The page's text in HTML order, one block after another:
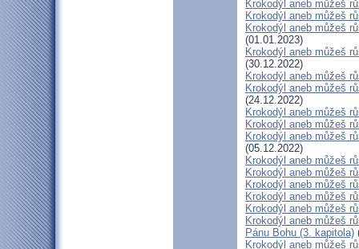
Krokodýl aneb můžeš
Krokodýl aneb můžeš
Krokodýl aneb můžeš
(01.01.2023)
Krokodýl aneb můžeš
(30.12.2022)
Krokodýl aneb můžeš
Krokodýl aneb můžeš
(24.12.2022)
Krokodýl aneb můžeš
Krokodýl aneb můžeš
Krokodýl aneb můžeš
(05.12.2022)
Krokodýl aneb můžeš
Krokodýl aneb můžeš
Krokodýl aneb můžeš
Krokodýl aneb můžeš
Krokodýl aneb můžeš
Krokodýl aneb můžeš
Pánu Bohu (3. kapitola)
Krokodýl aneb můžeš